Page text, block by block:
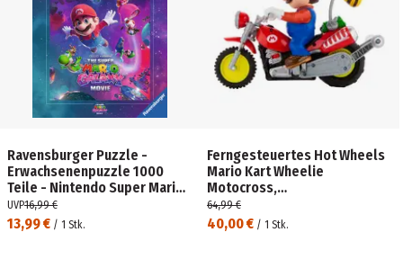
Ravensburger Puzzle -
Erwachsenenpuzzle 1000
Teile - Nintendo Super Mario -
Galaktische Abenteuer!
13,99 € / 1 Stk.
UVP16,99 €
Ferngesteuertes Hot Wheels
Mario Kart Wheelie
Motocross,
batteriebetriebenes
Fahrzeug mit Fernbedienung
40,00 € / 1 Stk.
64,99 €